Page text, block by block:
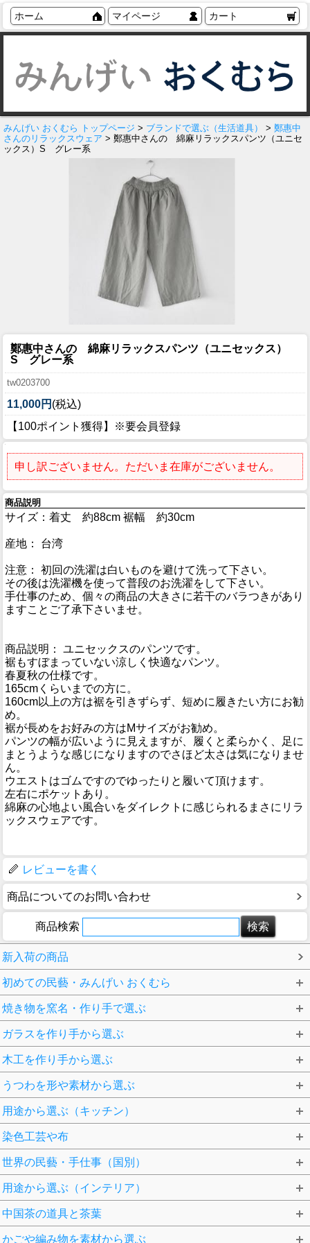
ホーム マイページ カート
みんげい おくむら トップページ > ブランドで選ぶ（生活道具） > 鄭惠中
さんのリラックスウェア > 鄭惠中さんの 綿麻リラックスパンツ（ユニセ
ックス）S グレー系
鄭惠中さんの 綿麻リラックスパンツ（ユニセックス）
S グレー系
tw0203700
11,000円 (税込)
【100ポイント獲得】※要会員登録
申し訳ございません。ただいま在庫がございません。
商品説明
サイズ：着丈 約88cm 裾幅 約30cm
産地： 台湾
注意： 初回の洗濯は白いものを避けて洗って下さい。
その後は洗濯機を使って普段のお洗濯をして下さい。
手仕事のため、個々の商品の大きさに若干のバラつきがあり
ますことご了承下さいませ。
商品説明： ユニセックスのパンツです。
裾もすぼまっていない涼しく快適なパンツ。
春夏秋の仕様です。
165cmくらいまでの方に。
160cm以上の方は裾を引きずらず、短めに履きたい方にお勧
め。
裾が長めをお好みの方はMサイズがお勧め。
パンツの幅が広いように見えますが、履くと柔らかく、足に
まとうような感じになりますのでさほど太さは気になりませ
ん。
ウエストはゴムですのでゆったりと履いて頂けます。
左右にポケットあり。
綿麻の心地よい風合いをダイレクトに感じられるまさにリラ
ックスウェアです。
レビューを書く
商品についてのお問い合わせ
商品検索
新入荷の商品
初めての民藝・みんげい おくむら
焼き物を窯名・作り手で選ぶ
ガラスを作り手から選ぶ
木工を作り手から選ぶ
うつわを形や素材から選ぶ
用途から選ぶ（キッチン）
染色工芸や布
世界の民藝・手仕事（国別）
用途から選ぶ（インテリア）
中国茶の道具と茶葉
かごや編み物を素材から選ぶ